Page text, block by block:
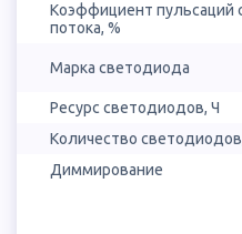
Коэффициент пульсаций
потока, %
Марка светодиода
Ресурс светодиодов, Ч
Количество
Диммирование